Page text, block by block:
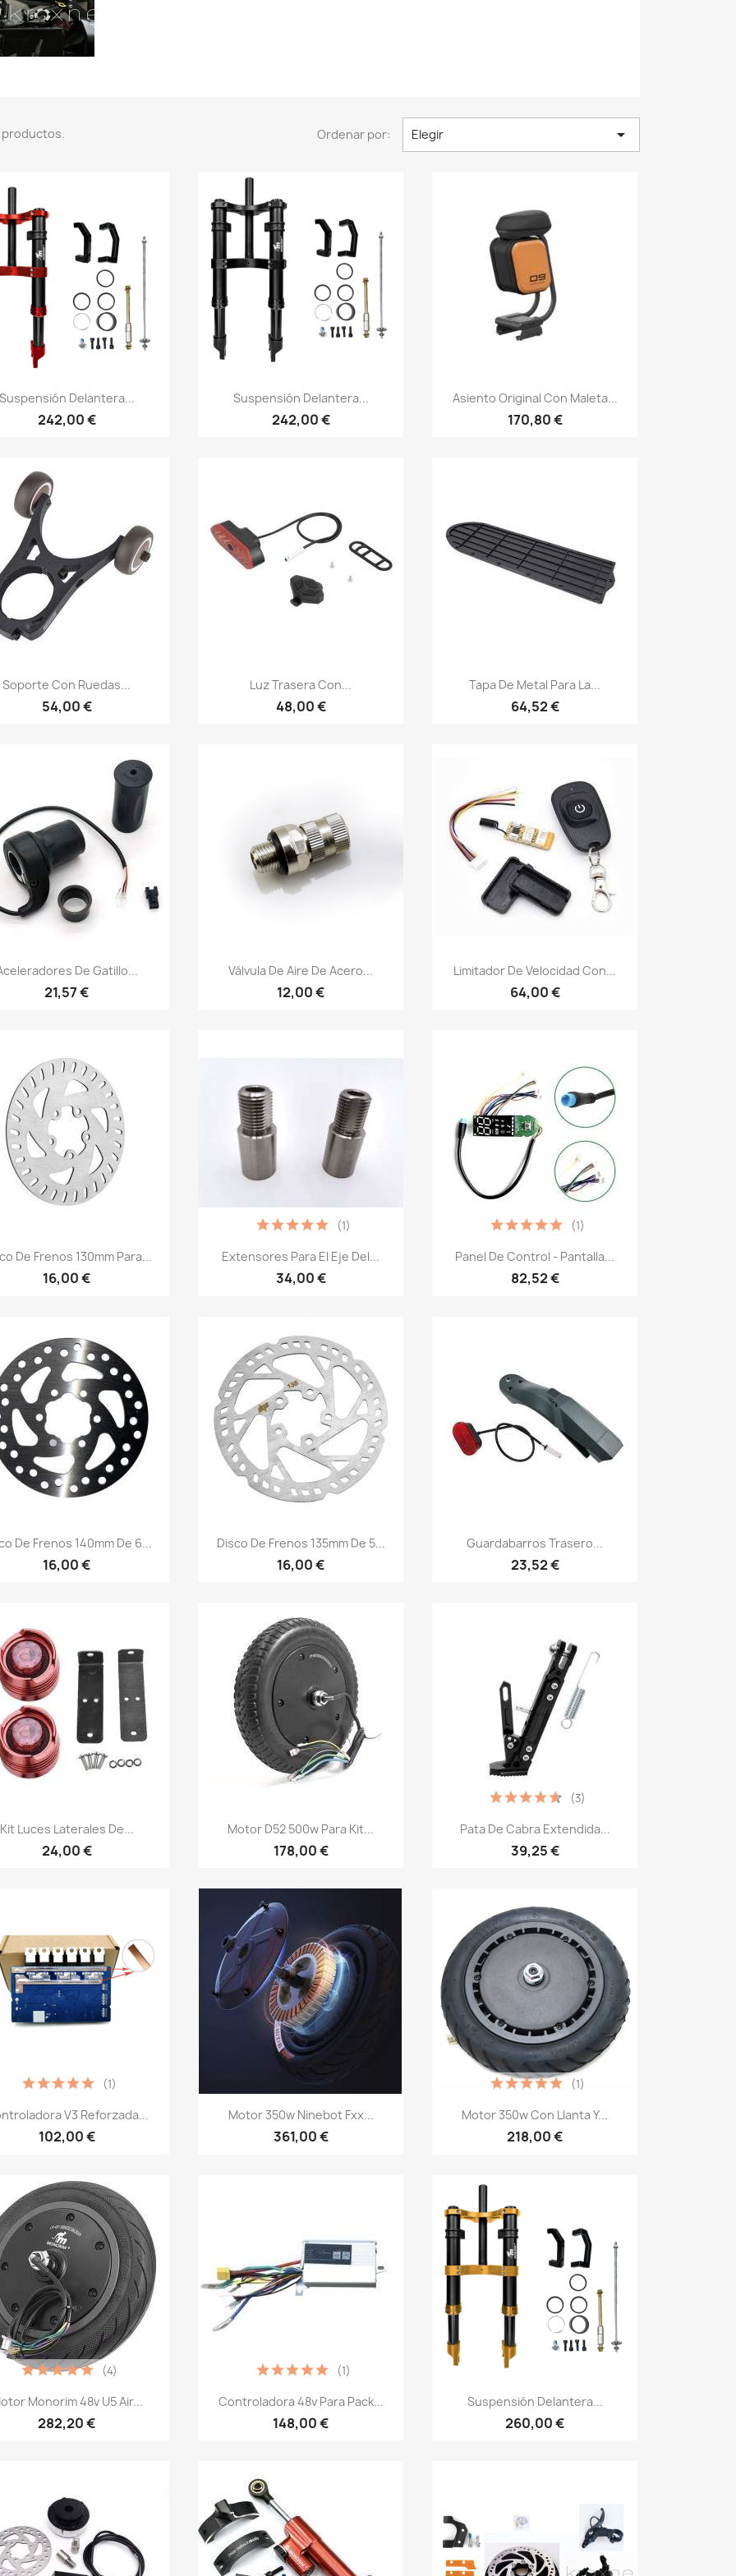
productos. Ordenar por: Elegir 
Vista rápida
Delantera...
242,00 €
Vista rápida
Suspensión Delantera...
242,00 €
Vista rápida
Asiento Original Con Maleta...
170,80 €
Vista rápida
Soporte Con Ruedas...
54,00 €
Vista rápida
Luz Trasera Con...
48,00 €
Vista rápida
Tapa De Metal Para La...
64,52 €
Vista rápida
De Gatillo...
21,57 €
Vista rápida
Válvula De Aire De Acero...
12,00 €
Vista rápida
Limitador De Velocidad Con...
64,00 €
Vista rápida
De Frenos 130mm Para...
16,00 €
Vista rápida
Extensores Para El Eje Del...
34,00 €
(1)
Vista rápida
Panel De Control - Pantalla...
82,52 €
(1)
Vista rápida
De Frenos 140mm De 6...
16,00 €
Vista rápida
Disco De Frenos 135mm De 5...
16,00 €
Vista rápida
Guardabarros Trasero...
23,52 €
Vista rápida
Kit Luces Laterales De...
24,00 €
Vista rápida
Motor D52 500w Para Kit...
178,00 €
Vista rápida
Pata De Cabra Extendida...
39,25 €
(3)
Vista rápida
V3 Reforzada...
102,00 €
(1)
Vista rápida
Motor 350w Ninebot Fxx...
361,00 €
Vista rápida
Motor 350w Con Llanta Y...
218,00 €
(1)
Vista rápida
Monorim 48v U5 Air...
282,20 €
(4)
Vista rápida
Controladora 48v Para Pack...
148,00 €
(1)
Vista rápida
Suspensión Delantera...
260,00 €